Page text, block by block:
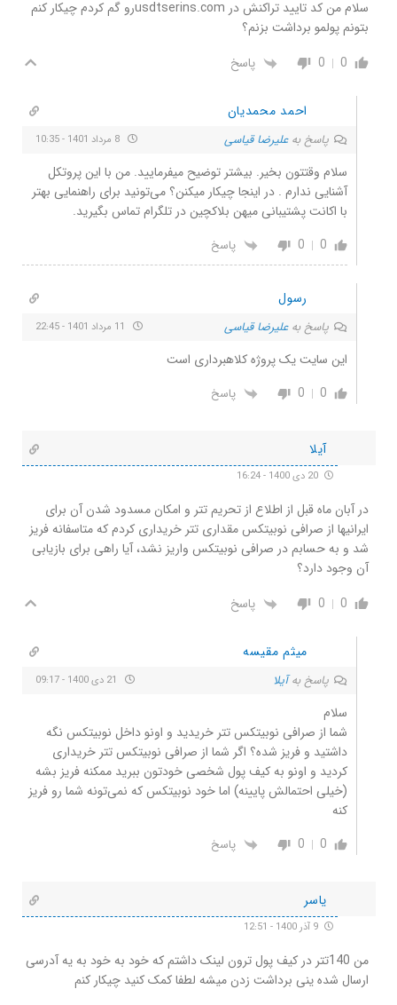
سلام من کد تایید تراکنش در usdtserins.comرو گم کردم چیکار کنم
بتونم پولمو برداشت بزنم؟
0
0 پاسخ
احمد محمدیان
پاسخ بهعلیرضا قیاسی
سلام وقتتون بخیر. بیشتر توضیح میفرمایید. من با این پروتکل
آشنایی ندارم . در اینجا چیکار میکنن؟ می‌تونید برای راهنمایی بهتر
با اکانت پشتیبانی میهن بلاکچین در تلگرام تماس بگیرید.
0
0 پاسخ
رسول
پاسخ بهعلیرضا قیاسی
این سایت یک پروژه کلاهبرداری است
0
0 پاسخ
آیلا
در آبان ماه قبل از اطلاع از تحریم تتر و امکان مسدود شدن آن برای
ایرانیها از صرافی نوبیتکس مقداری تتر خریداری کردم که متاسفانه فریز
شد و به حسابم در صرافی نوبیتکس واریز نشد، آیا راهی برای بازیابی
آن وجود دارد؟
0
0 پاسخ
میثم مقیسه
پاسخ بهآیلا
سلام
شما از صرافی نوبیتکس تتر خریدید و اونو داخل نوبیتکس نگه
داشتید و فریز شده؟ اگر شما از صرافی نوبیتکس تتر خریداری
کردید و اونو به کیف پول شخصی خودتون ببرید ممکنه فریز بشه
(خیلی احتمالش پایینه) اما خود نوبیتکس که نمی‌تونه شما رو فریز
کنه
0
0 پاسخ
یاسر
من 140تتر در کیف پول ترون لینک داشتم که خود به خود به یه آدرسی
ارسال شده ینی برداشت زدن میشه لطفا کمک کنید چیکار کنم